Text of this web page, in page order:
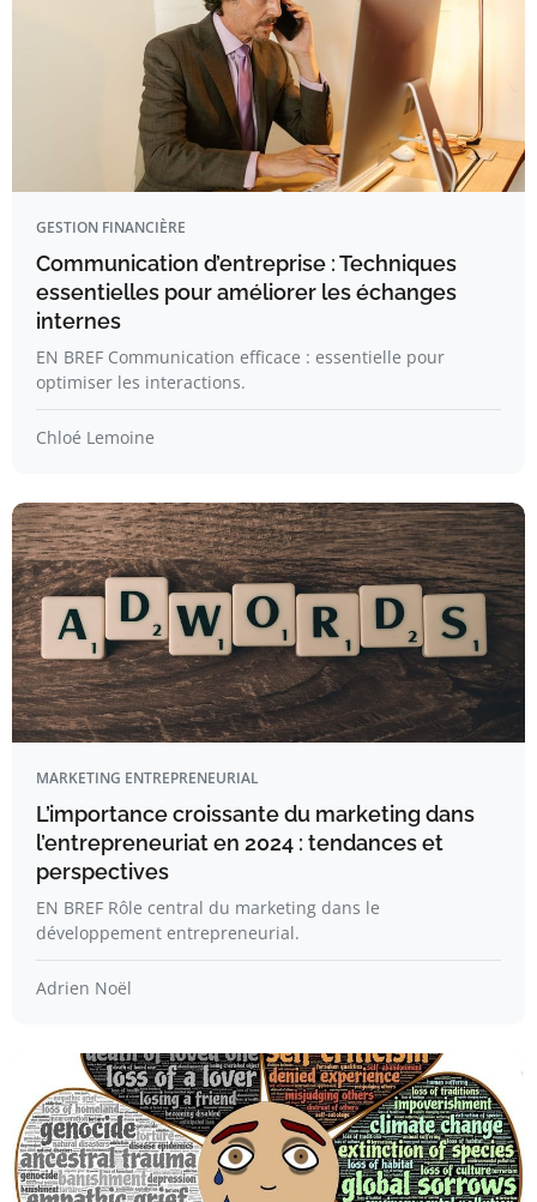
GESTION FINANCIÈRE
Communication d’entreprise : Techniques
essentielles pour améliorer les échanges
internes
EN BREF Communication efficace : essentielle pour
optimiser les interactions.
Chloé Lemoine
MARKETING ENTREPRENEURIAL
L’importance croissante du marketing dans
l’entrepreneuriat en 2024 : tendances et
perspectives
EN BREF Rôle central du marketing dans le
développement entrepreneurial.
Adrien Noël